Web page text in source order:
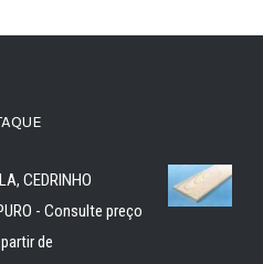
CEDRINHO
- Consulte preço
de